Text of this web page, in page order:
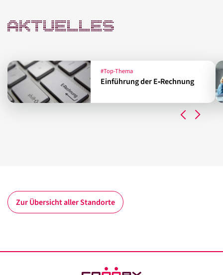
AKTUELLES
#Top-Thema
Einführung der E‑Rechnung
Zur Übersicht aller Standorte